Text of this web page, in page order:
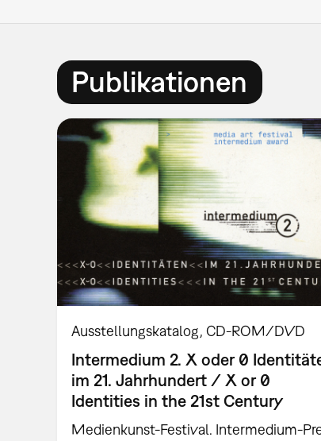
Publikationen
Ausstellungskatalog CD-ROM/DVD
Intermedium 2. X oder 0
im 21. Jahrhundert / X or 0
Identities in the 21st Century
Medienkunst-Festival. Intermedium-